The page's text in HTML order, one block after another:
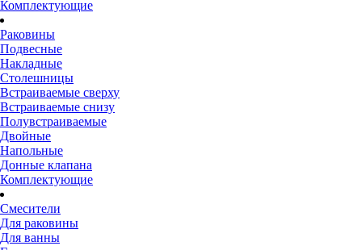
Комплектующие
Раковины
Подвесные
Накладные
Столешницы
Встраиваемые сверху
Встраиваемые снизу
Полувстраиваемые
Двойные
Напольные
Донные клапана
Комплектующие
Смесители
Для раковины
Для ванны